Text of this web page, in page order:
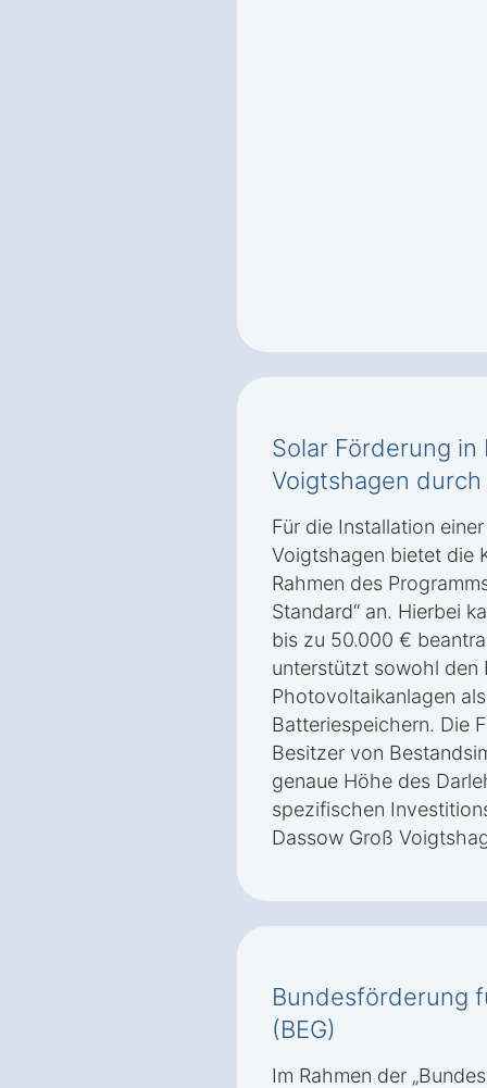
Solar Förderung in
Voigtshagen
Für die Installation
Voigtshagen bietet die
Rahmen des
Standard“ an. Hierbei
bis zu 50.000 €
unterstützt sowohl den
Photovoltaikanlagen
Batteriespeichern. Die
Besitzer von
genaue Höhe des
spezifischen
Dassow Groß
Bundesförderung
(BEG)
Im Rahmen der